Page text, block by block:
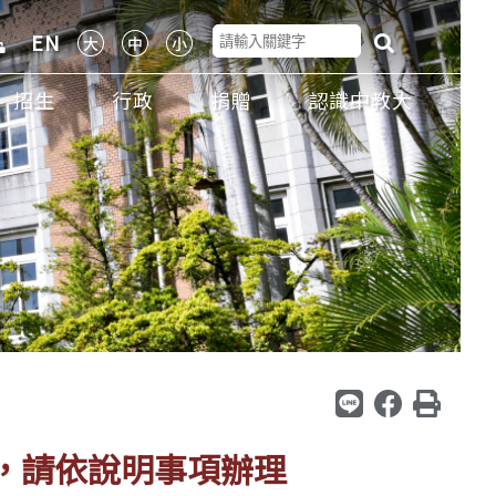
EN
招生
行政 捐贈 認識中教大
請依說明事項辦理